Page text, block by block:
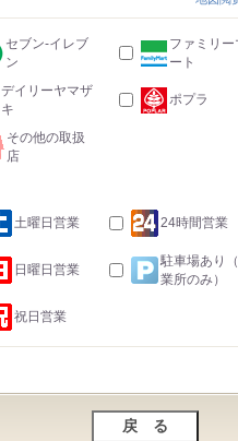
セブン-イレブ
ン
ファミリー
ート
デイリーヤマザ
キ
ポプラ
その他の取扱
店
土曜日営業 24時間営業
日曜日営業
駐車場あり
業所のみ）
祝日営業